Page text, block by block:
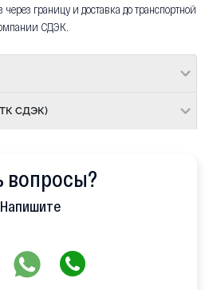
границу и доставка до транспортной
СДЭК.
СДЭК)
вопросы?
Напишите